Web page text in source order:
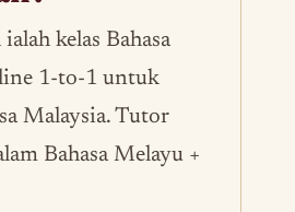
kelas Bahasa
1-to-1 untuk
Malaysia. Tutor
Bahasa Melayu +